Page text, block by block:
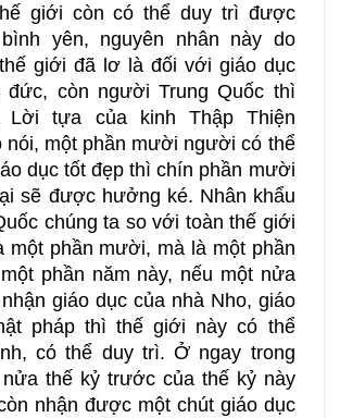
giới còn có thể duy trì được
yên, nguyên nhân này do
giới đã lơ là đối với giáo dục
đức, còn người Trung Quốc thì
Lời tựa của kinh Thập Thiện
nói, một phần mười người có thể
dục tốt đẹp thì chín phần mười
sẽ được hưởng ké. Nhân khẩu
chúng ta so với toàn thế giới
một phần mười, mà là một phần
phần năm này, nếu một nửa
giáo dục của nhà Nho, giáo
pháp thì thế giới này có thể
có thể duy trì. Ở ngay trong
thế kỷ trước của thế kỷ này
nhận được một chút giáo dục